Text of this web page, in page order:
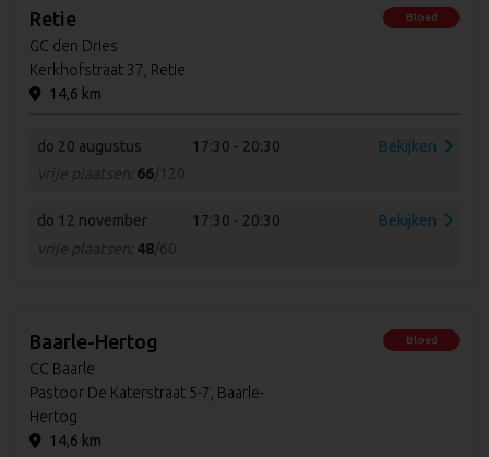
Retie
GC den Dries
Kerkhofstraat 37, Retie
14,6 km
Bloed
do 20 augustus
17:30 - 20:30
vrije plaatsen: 66/120
Bekijken
do 12 november
17:30 - 20:30
vrije plaatsen: 48/60
Bekijken
Baarle-Hertog
CC Baarle
Pastoor De Katerstraat 5-7, Baarle-
Hertog
14,6 km
Bloed